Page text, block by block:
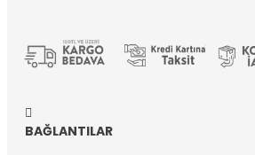
BAĞLANTILAR